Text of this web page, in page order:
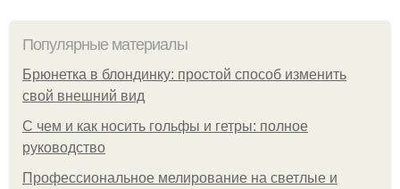
Популярные материалы
Брюнетка в блондинку: простой способ изменить
свой внешний вид
С чем и как носить гольфы и гетры: полное
руководство
Профессиональное мелирование на светлые и